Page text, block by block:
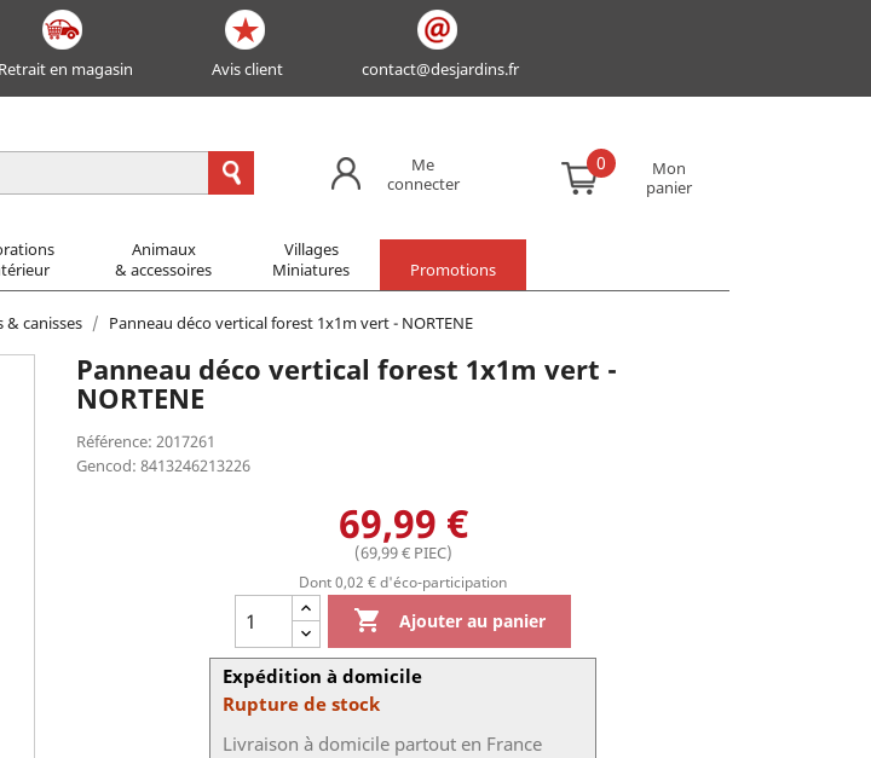
Retrait en magasin Avis client contact@desjardins.fr
Me
connecter
0
Mon
panier
Animaux
& accessoires
Villages
Miniatures
Promotions
& canisses Panneau déco vertical forest 1x1m vert - NORTENE
Panneau déco vertical forest 1x1m vert -
NORTENE
Référence: 2017261
Gencod: 8413246213226
69,99 €
(69,99 € PIEC)
Dont 0,02 € d'éco-participation
 Ajouter au panier
Expédition à domicile
Rupture de stock
Livraison à domicile partout en France